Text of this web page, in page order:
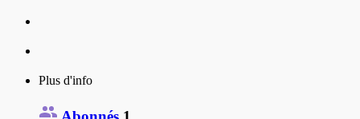
Plus d'info